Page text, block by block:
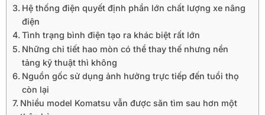
Hệ thống điện quyết định phần lớn chất lượng xe nâng
điện
Tình trạng bình điện tạo ra khác biệt rất lớn
Những chi tiết hao mòn có thể thay thế nhưng nền
tảng kỹ thuật thì không
Nguồn gốc sử dụng ảnh hưởng trực tiếp đến tuổi thọ
còn lại
Nhiều model Komatsu vẫn được săn tìm sau hơn một